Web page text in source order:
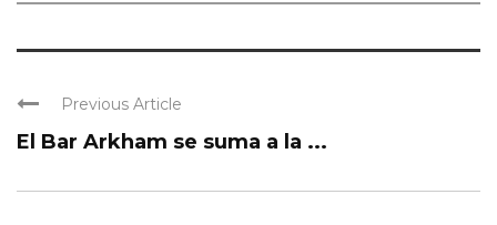
Previous Article
El Bar Arkham se suma a la ...